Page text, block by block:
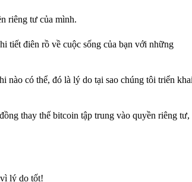
riêng tư của mình.
tiết điên rồ về cuộc sống của bạn với những
nào có thể, đó là lý do tại sao chúng tôi triển khai
thay thế bitcoin tập trung vào quyền riêng tư,
lý do tốt!